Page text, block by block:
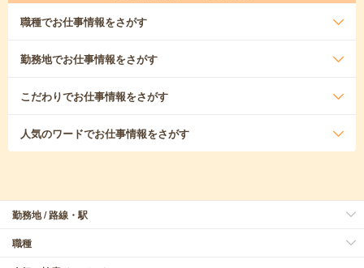
職種でお仕事情報をさがす
勤務地でお仕事情報をさがす
こだわりでお仕事情報をさがす
人気のワードでお仕事情報をさがす
勤務地 / 路線・駅
職種